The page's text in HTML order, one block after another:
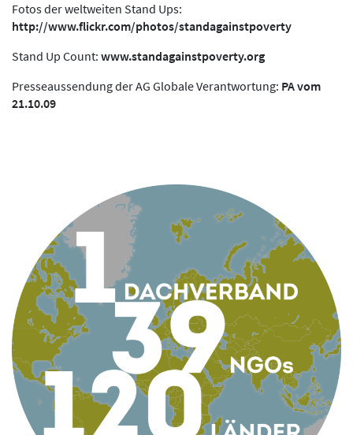
Fotos der weltweiten Stand Ups:
http://www.flickr.com/photos/standagainstpoverty
Stand Up Count: www.standagainstpoverty.org
Presseaussendung der AG Globale Verantwortung: PA vom
21.10.09